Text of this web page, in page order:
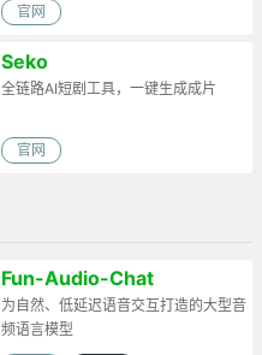
官网
Seko
全链路AI短剧工具，一键生成成片
官网
Fun-Audio-Chat
为自然、低延迟语音交互打造的大型音
频语言模型